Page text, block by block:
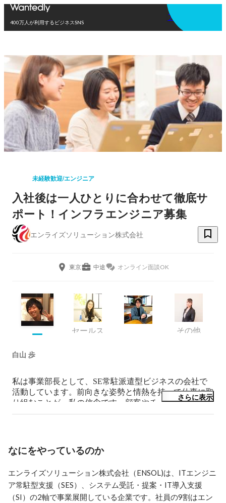
400万人が利用するビジネスSNS
アプリを使う
未経験歓迎/エンジニア
入社後は一人ひとりに合わせて徹底サ
ポート！インフラエンジニア募集
エンライズソリューション株式会社
東京 中途 オンライン面談OK
セールス その他
白山 歩
私は事業部長として、SE常駐派遣型ビジネスの会社で
活動しています。前向きな姿勢と情熱を持って仕事に取
り組むことが、私の信念です。顧客やチームとの協力を
重視し、問題を解決するために日夜努力しています。長
ェクトの成功に貢献しています。私は常に学び続け、新
しい技術とトレンドを取り入れ、ビジネスを前進させま
くる機会を生み出すと信じています。お互いに成長し、
共に成功を築いていけるチームメンバーやパートナーと
の協力を楽しみにしています。
さらに表示
なにをやっているのか
エンライズソリューション株式会社（ENSOL)は、ITエンジニ
ア常駐型支援（SES）、システム受託・提案・IT導入支援
（SI）の2軸で事業展開している企業です。社員の9割はエン